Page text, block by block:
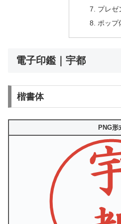
プレゼ
ポップ
電子印鑑｜宇都
楷書体
PNG形